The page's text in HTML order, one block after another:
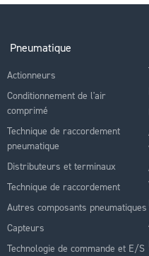
Pneumatique
Actionneurs
Conditionnement de l'air
comprimé
Technique de raccordement
pneumatique
Distributeurs et terminaux
Technique de raccordement
Autres composants pneumatiques
Capteurs
Technologie de commande et E/S